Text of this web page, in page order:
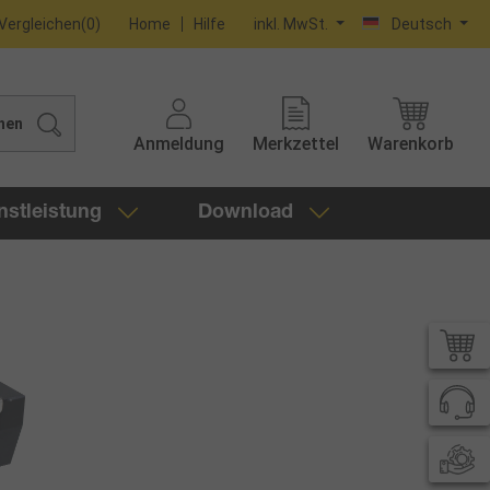
(0) Home Hilfe inkl. MwSt. Deutsch
Anmeldung Merkzettel Warenkorb
Download